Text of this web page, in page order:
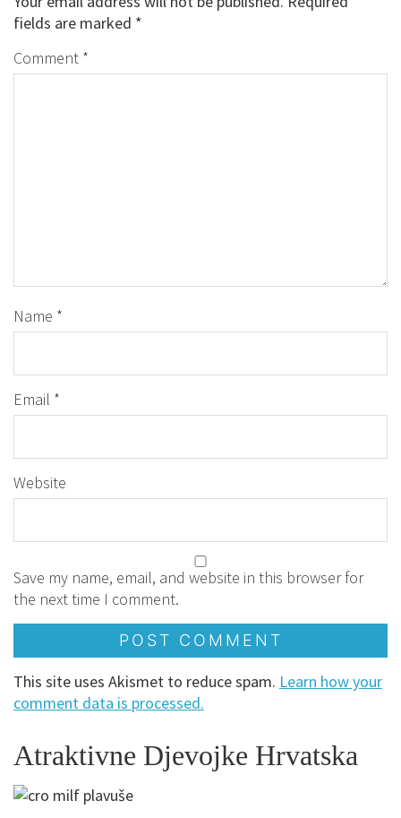
fields are marked *
Comment *
Name *
Email *
Website
Save my name, email, and website in this browser for
the next time I comment.
This site uses Akismet to reduce spam. Learn how your
comment data is processed.
Atraktivne Djevojke Hrvatska